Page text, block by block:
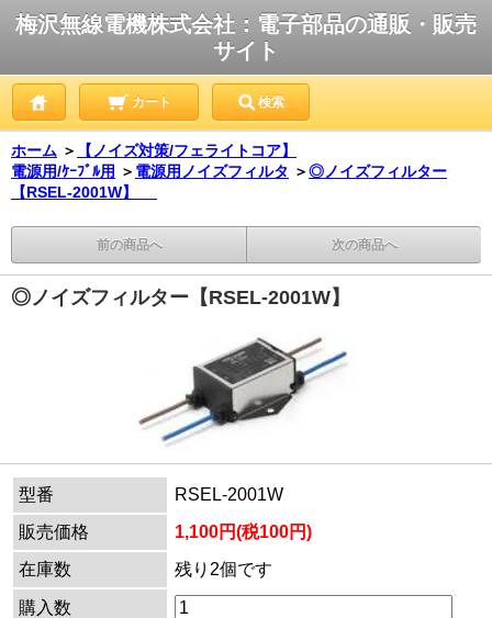
梅沢無線電機株式会社：電子部品の通販・販売
サイト
カート 検索
ホーム ＞
【ノイズ対策/フェライトコア】
電源用/ｹｰﾌﾞﾙ用 ＞ 電源用ノイズフィルタ ＞◎ノイズフィルター
【RSEL-2001W】
前の商品へ 次の商品へ
◎ノイズフィルター【RSEL-2001W】
型番
RSEL-2001W
販売価格
1,100円(税100円)
在庫数
残り2個です
購入数